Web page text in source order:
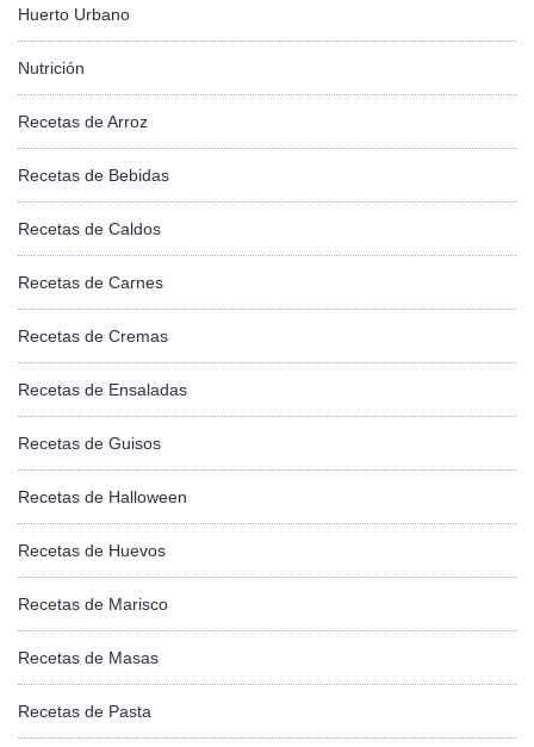
Huerto Urbano
Nutrición
Recetas de Arroz
Recetas de Bebidas
Recetas de Caldos
Recetas de Carnes
Recetas de Cremas
Recetas de Ensaladas
Recetas de Guisos
Recetas de Halloween
Recetas de Huevos
Recetas de Marisco
Recetas de Masas
Recetas de Pasta